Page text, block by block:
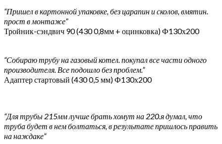
“Пришел в картонной упаковке, без царапин и сколов, вмятин.
прост в монтаже”
Тройник-сэндвич 90 (430 0,8мм + оцинковка) Ф130х200
“Собираю трубу на газовый котел. покупал все части одного
производителя. Все подошло без проблем.”
Адаптер стартовый (430 0,5 мм) Ф130х200
“Для трубы 215мм лучше брать хомут на 220.я думал, что
труба будет в нем болтаться, в результате пришлось править
на наждаке”